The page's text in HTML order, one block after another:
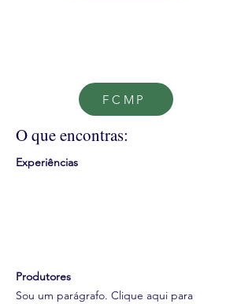
FCMP
O que encontras:
Experiências
Produtores
Sou um parágrafo. Clique aqui para